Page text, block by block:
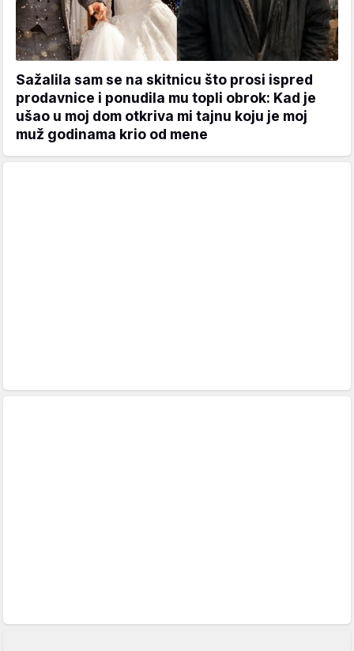
Sažalila sam se na skitnicu što prosi ispred
prodavnice i ponudila mu topli obrok: Kad je
ušao u moj dom otkriva mi tajnu koju je moj
muž godinama krio od mene